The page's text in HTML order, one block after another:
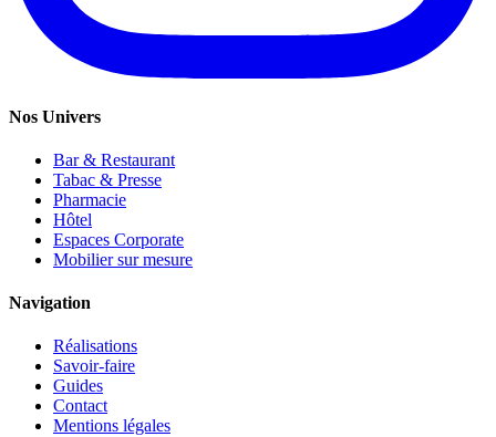
Nos Univers
Bar & Restaurant
Tabac & Presse
Pharmacie
Hôtel
Espaces Corporate
Mobilier sur mesure
Navigation
Réalisations
Savoir-faire
Guides
Contact
Mentions légales